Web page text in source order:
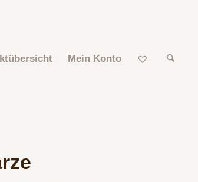
Mein Konto